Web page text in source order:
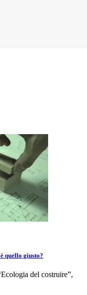
quello giusto?
del costruire”,